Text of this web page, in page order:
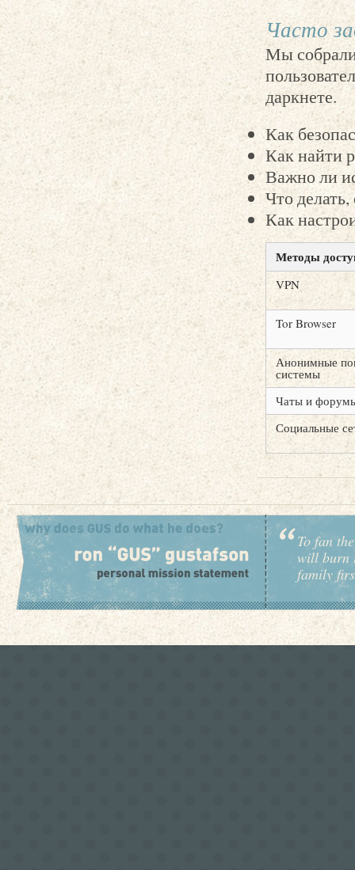
Часто
Мы
даркнете.
Как
Как найти
Важно ли
Что
Как
Методы
VPN
Tor Browser
Анонимные
системы
Чаты и
Социальные
To fan
will burn
family